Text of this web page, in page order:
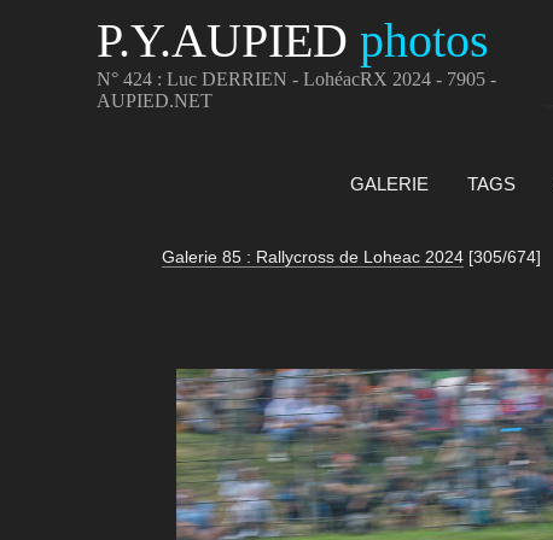
P.Y.AUPIED photos
N° 424 : Luc DERRIEN - LohéacRX 2024 - 7905 -
AUPIED.NET
GALERIE TAGS
Galerie 85 : Rallycross de Loheac 2024 [305/674]